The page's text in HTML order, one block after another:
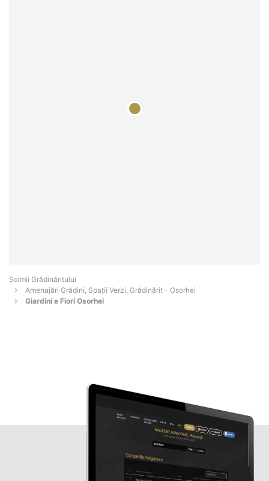
Șoimii Grădinăritului
Amenajări Grădini, Spații Verzi, Grădinărit - Osorhei
Giardini e Fiori Osorhei